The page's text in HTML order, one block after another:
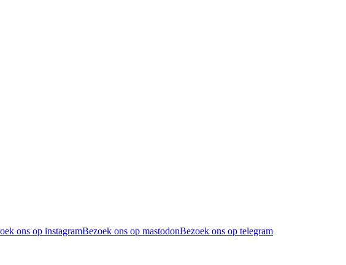
ons op instagramBezoek ons op mastodonBezoek ons op telegram